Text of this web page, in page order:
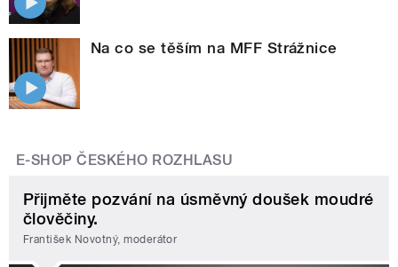
Na co se těším na MFF Strážnice
E-SHOP ČESKÉHO ROZHLASU
Přijměte pozvání na úsměvný doušek moudré
člověčiny.
František Novotný, moderátor